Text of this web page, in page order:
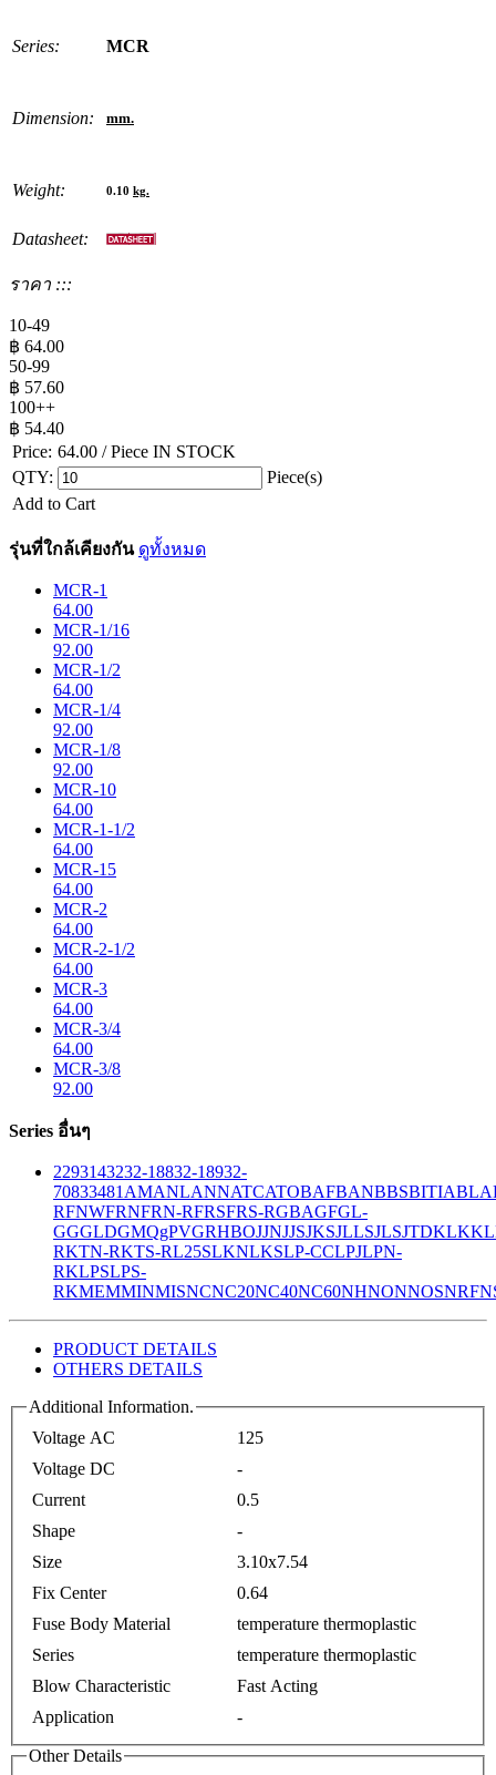
Series: MCR
Dimension: mm.
Weight: 0.10 kg.
Datasheet:
ราคา :::
10-49
฿ 64.00
50-99
฿ 57.60
100++
฿ 54.40
Price: 64.00 / Piece IN STOCK
QTY:
Piece(s)
Add to Cart
รุ่นที่ใกล้เคียงกัน ดูทั้งหมด
MCR-1
64.00
MCR-1/16
92.00
MCR-1/2
64.00
MCR-1/4
92.00
MCR-1/8
92.00
MCR-10
64.00
MCR-1-1/2
64.00
MCR-15
64.00
MCR-2
64.00
MCR-2-1/2
64.00
MCR-3
64.00
MCR-3/4
64.00
MCR-3/8
92.00
Series อื่นๆ
2293143232-18832-18932-
70833481 AMANLANNATCATOBAFBANBBSBITIABLA
RFNWFRNFRN-RFRSFRS-RGBAGFGL-
GGGLDGMQgPVGRHBOJJNJJSJKSJLLSJLSJTDKLK
RKTN-RKTS-RL25SLKNLKSLP-CCLPJLPN-
RKLPSLPS-
RKMEMMINMISNCNC20NC40NC60NHNONNOSNRF
PRODUCT DETAILS
OTHERS DETAILS
Additional Information.
Voltage AC
125
Voltage DC
-
Current
0.5
Shape
-
Size
3.10x7.54
Fix Center
0.64
Fuse Body Material
temperature thermoplastic
Series
temperature thermoplastic
Blow Characteristic
Fast Acting
Application
-
Other Details